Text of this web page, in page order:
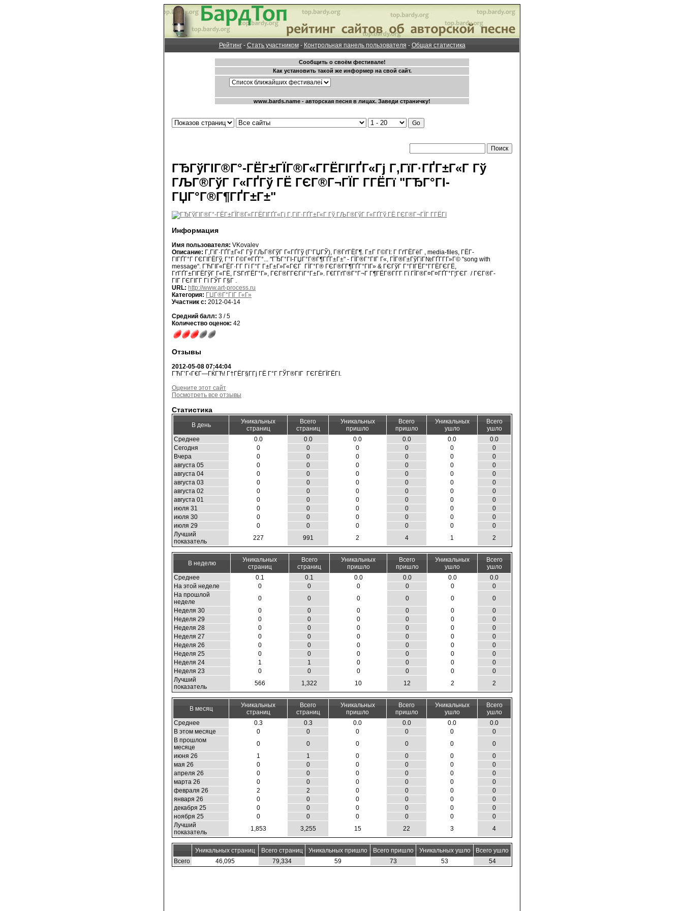
Рейтинг- Стать участником- Контрольная панель пользователя - Общая статистика
ГЂГўГІГ®Г°-ГЁГ±ГЇГ®Г«Г­ГЁГІГҐГ«Гј Г‚ГїГ·ГҐГ±Г«Г Гў
ГЉГ®ГўГ Г«ГҐГў ГЁ ГЄГ®Г¬ГЇГ Г­ГЁГї "ГЂГ°ГІ-
ГЏГ°Г®Г¶ГҐГ±Г±"
Информация
Имя пользователя: VKovalev
Описание: Г‚ГїГ·ГҐГ±Г«Г Гў ГЉГ®ГўГ Г«ГҐГў (Г‘ГЏГЎ), Г®ГґГЁГ¶. Г±Г Г©ГІ: Г ГґГЁГёГ , media-files, ГЁГ­
ГІГҐГ°Г ГЄГІГЁГў, Г°Г Г©Г¤ГҐГ°... "ГЂГ°ГІ-ГЏГ°Г®Г¶ГҐГ±Г±" - ГЇГ®Г°ГІГ Г«, ГЇГ®Г±ГўГїГ№ГҐГ­Г­Г»Г© "song with
message". ГЋГІГ«ГЁГ·Г­Г Гї Г°Г Г±Г±Г»Г«ГЄГ ГЇГ°Г® ГЄГ®Г­Г¶ГҐГ°ГІГ» & ГЄГўГ Г°ГІГЁГ°Г­ГЁГЄГЁ,
ГґГҐГ±ГІГЁГўГ Г«ГЁ, ГЅГґГЁГ°Г», ГЄГ®Г­ГЄГіГ°Г±Г». Г€Г­ГґГ®Г°Г¬Г Г¶ГЁГ®Г­Г­Г Гї ГЇГ®Г¤Г¤ГҐГ°Г¦ГЄГ / ГЄГ®Г­
ГІГ ГЄГІГ­Г Гї ГЎГ Г§Г .
URL: http://www.art-process.ru
Категория: ГЏГ®Г°ГІГ Г«Г»
Участник с: 2012-04-14
Средний балл: 3 / 5
Количество оценок: 42
Отзывы
2012-05-08 07:44:04
ГЋГ’Г‹Г€Г—ГЌГЋ! Г†ГЁГ§Г­Гј ГЁ Г°Г ГЎГ®ГІГ ГЄГЁГЇГЁГІ.
Оцените этот сайт
Посмотреть все отзывы
Статистика
В день
Уникальных
страниц
Всего
страниц
Уникальных
пришло
Всего
пришло
Уникальных
ушло
Всего
ушло
Среднее
0.0 0.0 0.0 0.0 0.0
0.0
Сегодня
0 0 0 0 0
0
Вчера
0 0 0 0 0
0
августа 05
0 0 0 0 0
0
августа 04
0 0 0 0 0
0
августа 03
0 0 0 0 0
0
августа 02
0 0 0 0 0
0
августа 01
0 0 0 0 0
0
июля 31
0 0 0 0 0
0
июля 30
0 0 0 0 0
0
июля 29
0 0 0 0 0
0
Лучший
показатель
227 991 2 4 1 2
В неделю
Уникальных
страниц
Всего
страниц
Уникальных
пришло
Всего
пришло
Уникальных
ушло
Всего
ушло
Среднее
0.1 0.1 0.0 0.0 0.0
0.0
На этой неделе
0 0 0 0 0
0
На прошлой
неделе
0 0 0 0 0
0
Неделя 30
0 0 0 0 0
0
Неделя 29
0 0 0 0 0
0
Неделя 28
0 0 0 0 0
0
Неделя 27
0 0 0 0 0
0
Неделя 26
0 0 0 0 0
0
Неделя 25
0 0 0 0 0
0
Неделя 24
1 1 0 0 0
0
Неделя 23
0 0 0 0 0
0
Лучший
показатель
566 1,322 10 12 2 2
В месяц
Уникальных
страниц
Всего
страниц
Уникальных
пришло
Всего
пришло
Уникальных
ушло
Всего
ушло
Среднее
0.3 0.3 0.0 0.0 0.0
0.0
В этом месяце
0 0 0 0 0
0
В прошлом
месяце
0 0 0 0 0
0
июня 26
1 1 0 0 0
0
мая 26
0 0 0 0 0
0
апреля 26
0 0 0 0 0
0
марта 26
0 0 0 0 0
0
февраля 26
2 2 0 0 0
0
января 26
0 0 0 0 0
0
декабря 25
0 0 0 0 0
0
ноября 25
0 0 0 0 0
0
Лучший
показатель
1,853 3,255 15 22 3 4
Уникальных страниц Всего страниц Уникальных пришло Всего пришло Уникальных ушло
Всего ушло
Всего
46,095 79,334 59 73 53 54